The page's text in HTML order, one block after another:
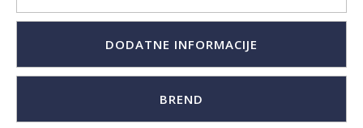
DODATNE INFORMACIJE
BREND